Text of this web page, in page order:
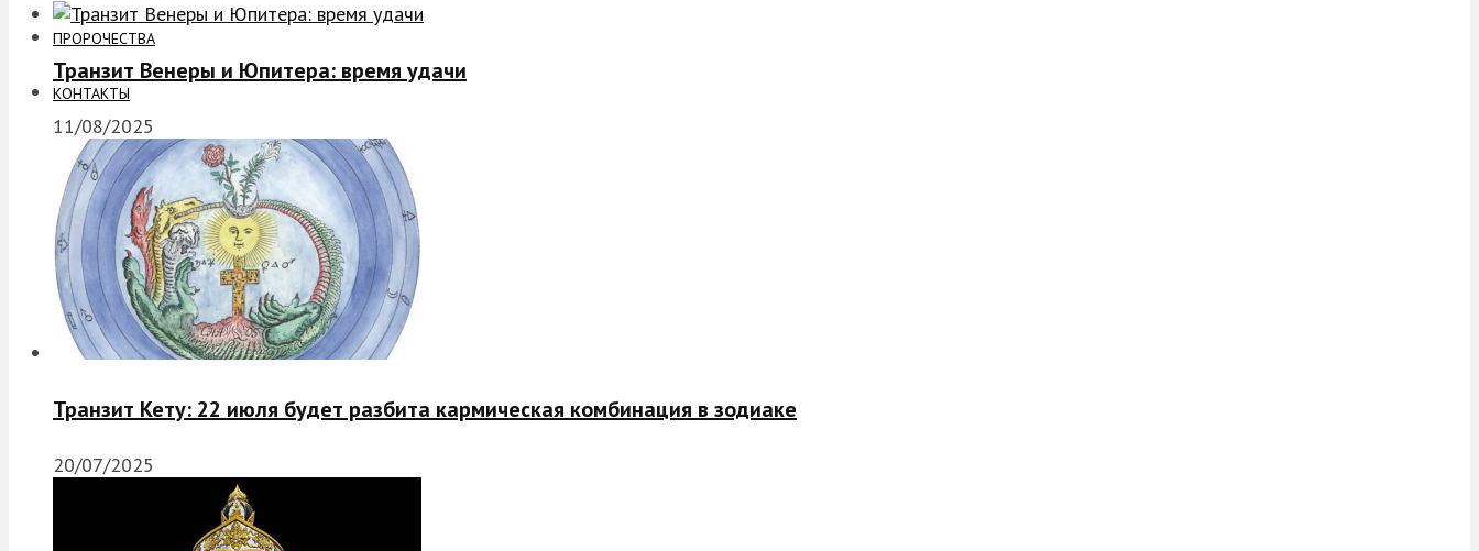
ПРОРОЧЕСТВА
КОНТАКТЫ
Транзит Венеры и Юпитера: время удачи
11/08/2025
Транзит Кету: 22 июля будет разбита кармическая комбинация в зодиаке
20/07/2025